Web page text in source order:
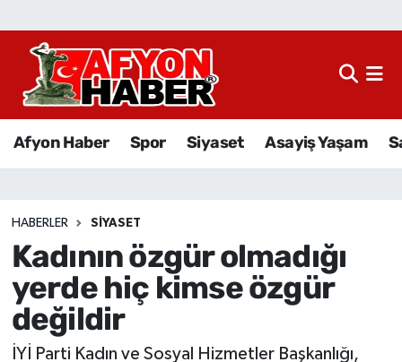
Afyon Haber Spor Siyaset Asayiş Yaşam
HABERLER SIYASET
Kadının özgür olmadığı
yerde hiç kimse özgür
değildir
İYİ Parti Kadın ve Sosyal Hizmetler Başkanlığı,
Afyon Haber
Sağlık
Eğitim
Sivil Toplum